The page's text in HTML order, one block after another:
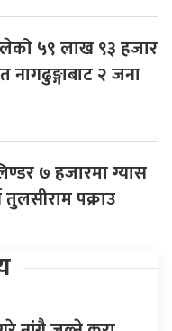
५९ लाख ९३ हजार
नागढुङ्गाबाट २ जना
७ हजारमा ग्यास
तुलसीराम पक्राउ